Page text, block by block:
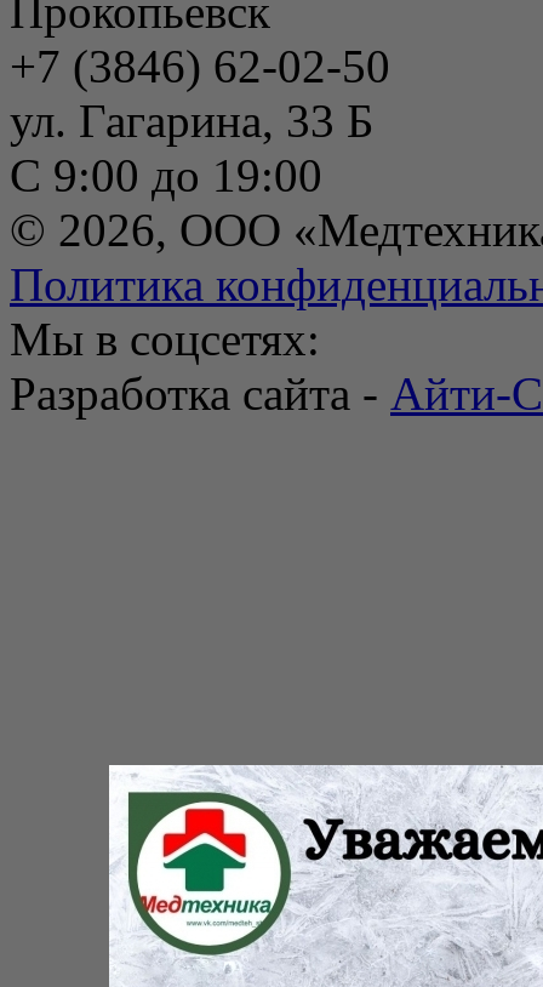
Прокопьевск
+7 (3846) 62-02-50
ул. Гагарина, 33 Б
С 9:00 до 19:00
© 2026, ООО
Политика
Мы в соцсетях:
Разработка сайта - Айти-